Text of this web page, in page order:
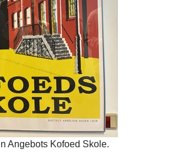
Angebots Kofoed Skole.